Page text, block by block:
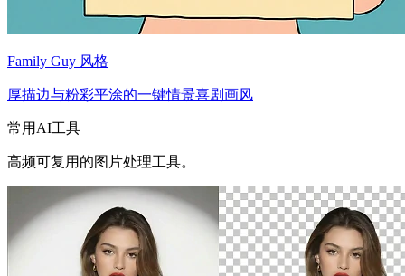
Family Guy 风格
厚描边与粉彩平涂的一键情景喜剧画风
常用AI工具
高频可复用的图片处理工具。